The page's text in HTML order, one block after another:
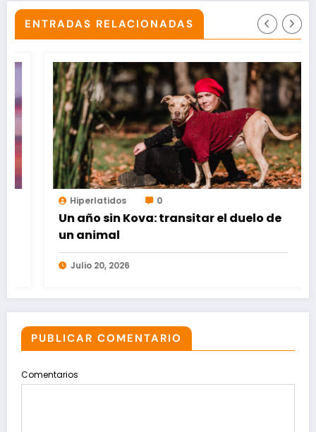
ENTRADAS RELACIONADAS
Hiperlatidos
Un año sin Kova: transitar el duelo de
un animal
Julio 20, 2026
PUBLICAR COMENTARIO
Comentarios